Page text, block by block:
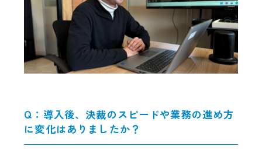
Q：導入後、決裁のスピードや業務の進め方
に変化はありましたか？